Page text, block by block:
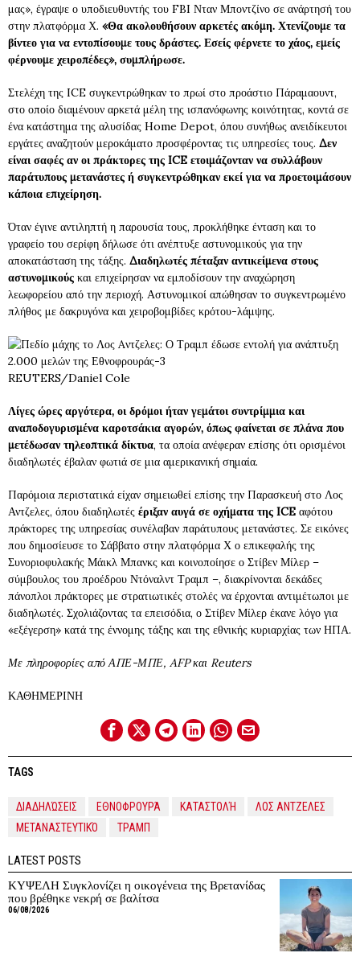
μας», έγραψε ο υποδιευθυντής του FBI Νταν Μποντζίνο σε ανάρτησή του
στην πλατφόρμα Χ. «Θα ακολουθήσουν αρκετές ακόμη. Χτενίζουμε τα
βίντεο για να εντοπίσουμε τους δράστες. Εσείς φέρνετε το χάος, εμείς
φέρνουμε χειροπέδες», συμπλήρωσε.
Στελέχη της ICE συγκεντρώθηκαν το πρωί στο προάστιο Πάραμαουντ,
στο οποίο διαμένουν αρκετά μέλη της ισπανόφωνης κοινότητας, κοντά σε
ένα κατάστημα της αλυσίδας Home Depot, όπου συνήθως ανειδίκευτοι
εργάτες αναζητούν μεροκάματο προσφέροντας τις υπηρεσίες τους. Δεν
είναι σαφές αν οι πράκτορες της ICE ετοιμάζονταν να συλλάβουν
παράτυπους μετανάστες ή συγκεντρώθηκαν εκεί για να προετοιμάσουν
κάποια επιχείρηση.
Όταν έγινε αντιληπτή η παρουσία τους, προκλήθηκε ένταση και το
γραφείο του σερίφη δήλωσε ότι ανέπτυξε αστυνομικούς για την
αποκατάσταση της τάξης. Διαδηλωτές πέταξαν αντικείμενα στους
αστυνομικούς και επιχείρησαν να εμποδίσουν την αναχώρηση
λεωφορείου από την περιοχή. Αστυνομικοί απώθησαν το συγκεντρωμένο
πλήθος με δακρυγόνα και χειροβομβίδες κρότου-λάμψης.
REUTERS/Daniel Cole
Λίγες ώρες αργότερα, οι δρόμοι ήταν γεμάτοι συντρίμμια και
αναποδογυρισμένα καροτσάκια αγορών, όπως φαίνεται σε πλάνα που
μετέδωσαν τηλεοπτικά δίκτυα, τα οποία ανέφεραν επίσης ότι ορισμένοι
διαδηλωτές έβαλαν φωτιά σε μια αμερικανική σημαία.
Παρόμοια περιστατικά είχαν σημειωθεί επίσης την Παρασκευή στο Λος
Αντζελες, όπου διαδηλωτές έριξαν αυγά σε οχήματα της ICE αφότου
πράκτορες της υπηρεσίας συνέλαβαν παράτυπους μετανάστες. Σε εικόνες
που δημοσίευσε το Σάββατο στην πλατφόρμα Χ ο επικεφαλής της
Συνοριοφυλακής Μάικλ Μπανκς και κοινοποίησε ο Στίβεν Μίλερ –
σύμβουλος του προέδρου Ντόναλντ Τραμπ –, διακρίνονται δεκάδες
πάνοπλοι πράκτορες με στρατιωτικές στολές να έρχονται αντιμέτωποι με
διαδηλωτές. Σχολιάζοντας τα επεισόδια, ο Στίβεν Μίλερ έκανε λόγο για
«εξέγερση» κατά της έννομης τάξης και της εθνικής κυριαρχίας των ΗΠΑ.
Με πληροφορίες από ΑΠΕ-ΜΠΕ, AFP και Reuters
ΚΑΘΗΜΕΡΙΝΗ
TAGS
ΔΙΑΔΗΛΏΣΕΙΣ ΕΘΝΟΦΡΟΥΡΆ ΚΑΤΑΣΤΟΛΉ
ΛΟΣ ΑΝΤΖΕΛΕΣ
ΜΕΤΑΝΑΣΤΕΥΤΙΚΌ
ΤΡΑΜΠ
LATEST POSTS
ΚΥΨΕΛΗ Συγκλονίζει η οικογένεια της Βρετανίδας
που βρέθηκε νεκρή σε βαλίτσα
06/08/2026